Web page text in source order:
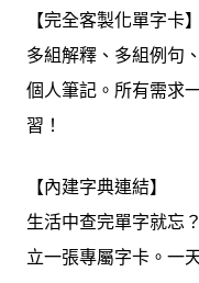
【完全客製化單字卡】
多組解釋、多組例句
個人筆記。所有需求
習！
【內建字典連結】
生活中查完單字就忘
立一張專屬字卡。一